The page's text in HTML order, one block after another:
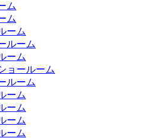
ム
ム
ーム
ルーム
ーム
ョールーム
ルーム
ーム
ーム
ーム
ーム